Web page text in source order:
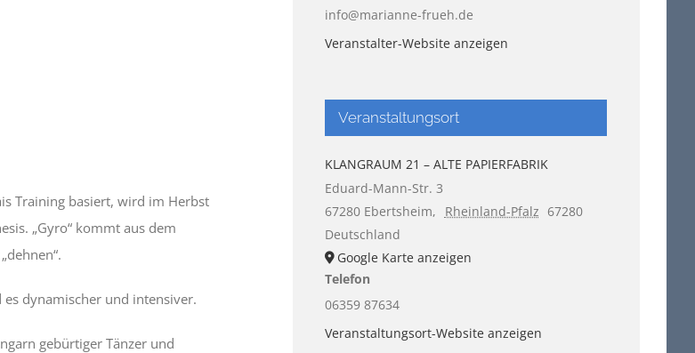
Training basiert, wird im Herbst
„Gyro“ kommt aus dem
dynamischer und intensiver.
gebürtiger Tänzer und
info@marianne-frueh.de
Veranstalter-Website anzeigen
Veranstaltungsort
KLANGRAUM 21 – ALTE PAPIERFABRIK
Eduard-Mann-Str. 3
67280 Ebertsheim, Rheinland-Pfalz 67280
Deutschland
Google Karte anzeigen
Telefon
06359 87634
Veranstaltungsort-Website anzeigen